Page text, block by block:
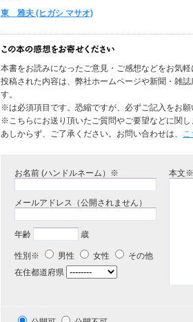
東 雅夫 (ヒガシ マサオ)
本書をお読みになったご意見・ご感想などをお気軽
投稿された内容は、弊社ホームページや新聞・雑
す。
※は必須項目です。恐縮ですが、必ずご記入をお願
※こちらにお送り頂いたご質問やご要望などに関し
あしからず、ご了承ください。お問い合わせは、 こ
お名前 (ハンドルネーム）※
メールアドレス（公開されません）
年齢 歳
性別※ 男性 女性
その他
在住都道府県
本文※